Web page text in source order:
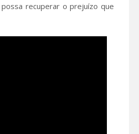
recuperar o prejuízo que